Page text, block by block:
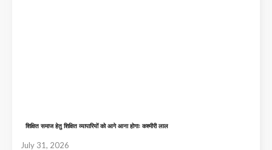
शिक्षित समाज हेतु शिक्षित व्यापारियों को आगे आना होगाः कश्मीरी लाल
July 31, 2026